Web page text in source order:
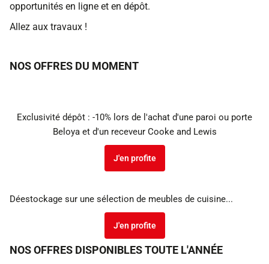
opportunités en ligne et en dépôt.
Allez aux travaux !
NOS OFFRES DU MOMENT
Exclusivité dépôt : -10% lors de l'achat d'une paroi ou porte
Beloya et d'un receveur Cooke and Lewis
J'en profite
Déestockage sur une sélection de meubles de cuisine...
J'en profite
NOS OFFRES DISPONIBLES TOUTE L'ANNÉE